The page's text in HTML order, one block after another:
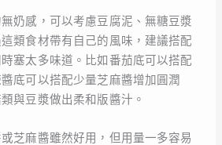
奶感，可以考慮豆腐泥、無糖豆漿
類食材帶有自己的風味，建議搭配
塞太多味道。比如番茄底可以搭配
底可以搭配少量芝麻醬增加圓潤
與豆漿做出柔和版醬汁。
芝麻醬雖然好用，但用量一多容易